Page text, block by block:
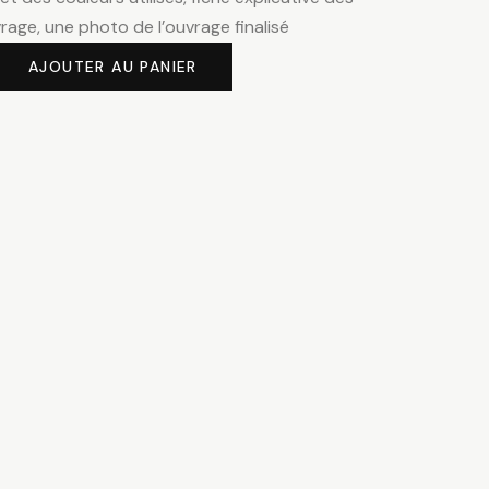
une photo de l’ouvrage finalisé
AJOUTER AU PANIER